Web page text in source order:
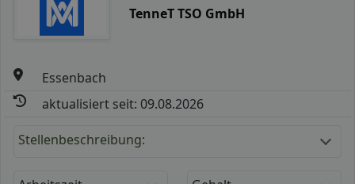
TenneT TSO GmbH
Essenbach
aktualisiert seit: 09.08.2026
Stellenbeschreibung: